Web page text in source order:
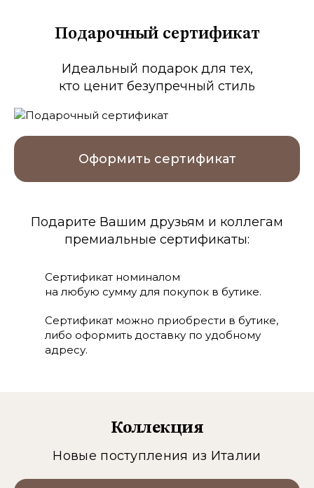
Подарочный сертификат
Идеальный подарок для тех,
кто ценит безупречный стиль
Оформить сертификат
Подарите Вашим друзьям и коллегам
премиальные сертификаты:
Сертификат номиналом
на любую сумму для покупок в бутике.
Сертификат можно приобрести в бутике,
либо оформить доставку по удобному
адресу.
Коллекция
Новые поступления из Италии